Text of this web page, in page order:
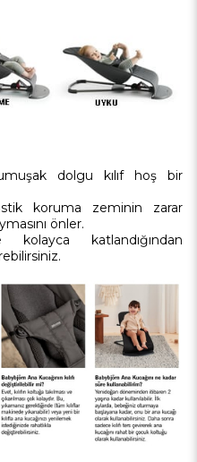
dolgu kılıf hoş bir
koruma zeminin zarar
önler.
katlandığından